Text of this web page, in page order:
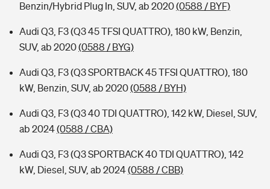
Benzin/Hybrid Plug In, SUV, ab 2020(0588 / BYF)
Audi Q3, F3 (Q3 45 TFSI QUATTRO), 180 kW, Benzin,
SUV, ab 2020(0588 / BYG)
Audi Q3, F3 (Q3 SPORTBACK 45 TFSI QUATTRO), 180
kW, Benzin, SUV, ab 2020(0588 / BYH)
Audi Q3, F3 (Q3 40 TDI QUATTRO), 142 kW, Diesel, SUV,
ab 2024(0588 / CBA)
Audi Q3, F3 (Q3 SPORTBACK 40 TDI QUATTRO), 142
kW, Diesel, SUV, ab 2024(0588 / CBB)